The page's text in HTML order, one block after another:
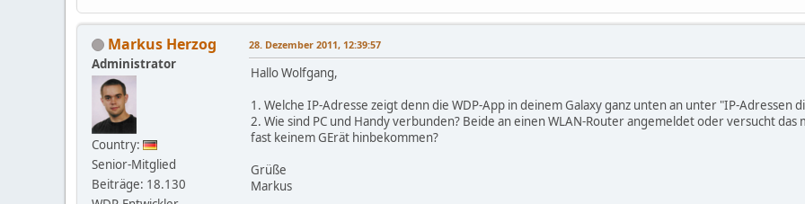
Markus Herzog
Administrator
Country:
Senior-Mitglied
Beiträge: 18.130
28. Dezember 2011, 12:39:57
Hallo Wolfgang,
1. Welche IP-Adresse zeigt denn die WDP-App in deinem Galaxy ganz unten an unter "IP-Adressen
2. Wie sind PC und Handy verbunden? Beide an einen WLAN-Router angemeldet oder versucht
fast keinem GErät hinbekommen?
Grüße
Markus